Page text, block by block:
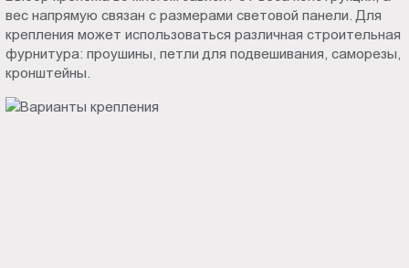
вес напрямую связан с размерами световой панели. Для
крепления может использоваться различная строительная
фурнитура: проушины, петли для подвешивания, саморезы,
кронштейны.